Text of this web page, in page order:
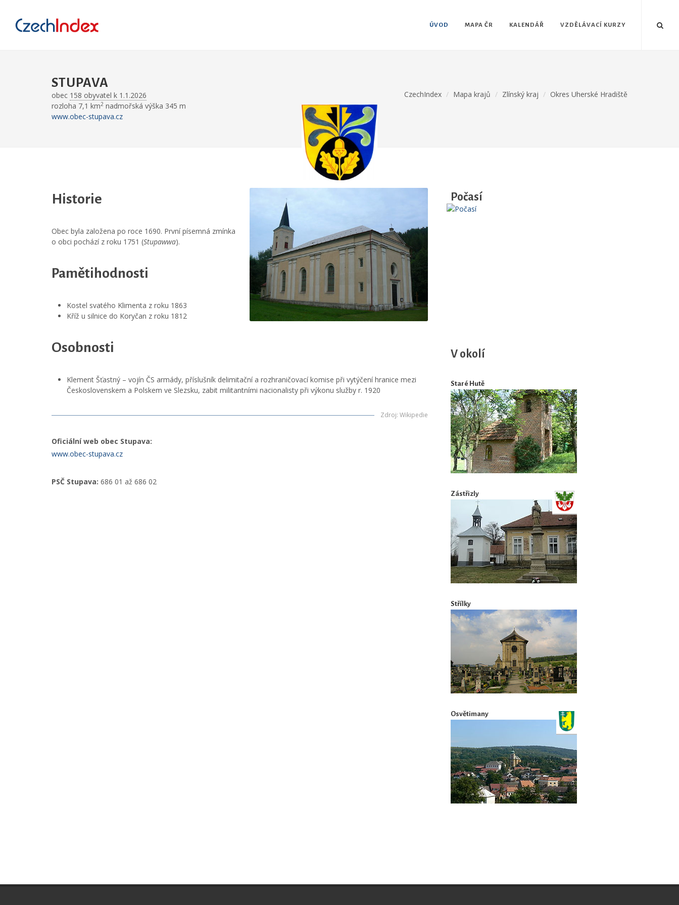
ÚVOD MAPA ČR KALENDÁŘ VZDĚLÁVACÍ KURZY
STUPAVA
obec 158 obyvatel k 1.1.2026
rozloha 7,1 km2 nadmořská výška 345 m
www.obec-stupava.cz
CzechIndex Mapa krajů Zlínský kraj Okres Uherské Hradiště
Historie
Obec byla založena po roce 1690. První písemná zmínka
o obci pochází z roku 1751 (Stupawwa).
Pamětihodnosti
Kostel svatého Klimenta z roku 1863
Kříž u silnice do Koryčan z roku 1812
Osobnosti
Klement Šťastný – vojín ČS armády, příslušník delimitační a rozhraničovací komise při vytýčení hranice mezi
Československem a Polskem ve Slezsku, zabit militantními nacionalisty při výkonu služby r. 1920
Zdroj: Wikipedie
Oficiální web obec Stupava:
www.obec-stupava.cz
PSČ Stupava: 686 01 až 686 02
Počasí
V okolí
Staré Hutě
Zástřizly
Střílky
Osvětimany